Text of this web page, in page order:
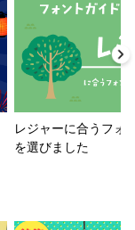
レジャーに合うフォ
を選びました